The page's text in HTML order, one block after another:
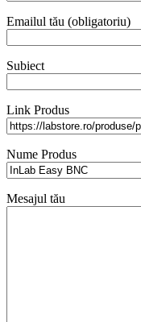
Emailul tău (obligatoriu)
Subiect
Link Produs
Nume Produs
Mesajul tău